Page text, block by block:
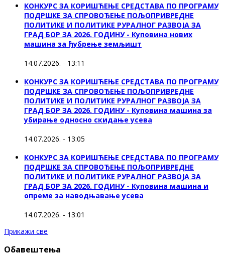
КОНКУРС ЗА КОРИШЋЕЊЕ СРЕДСТАВА ПО ПРОГРАМУ
ПОДРШКЕ ЗА СПРОВОЂЕЊЕ ПОЉОПРИВРЕДНЕ
ПОЛИТИКЕ И ПОЛИТИКЕ РУРАЛНОГ РАЗВОЈА ЗА
ГРАД БОР ЗА 2026. ГОДИНУ - Куповина нових
машина за ђубрење земљишт
14.07.2026. - 13:11
КОНКУРС ЗА КОРИШЋЕЊЕ СРЕДСТАВА ПО ПРОГРАМУ
ПОДРШКЕ ЗА СПРОВОЂЕЊЕ ПОЉОПРИВРЕДНЕ
ПОЛИТИКЕ И ПОЛИТИКЕ РУРАЛНОГ РАЗВОЈА ЗА
ГРАД БОР ЗА 2026. ГОДИНУ - Куповинa машина за
убирање односно скидање усева
14.07.2026. - 13:05
КОНКУРС ЗА КОРИШЋЕЊЕ СРЕДСТАВА ПО ПРОГРАМУ
ПОДРШКЕ ЗА СПРОВОЂЕЊЕ ПОЉОПРИВРЕДНЕ
ПОЛИТИКЕ И ПОЛИТИКЕ РУРАЛНОГ РАЗВОЈА ЗА
ГРАД БОР ЗА 2026. ГОДИНУ - Куповина машина и
опреме за наводњавање усева
14.07.2026. - 13:01
Прикажи све
Обавештења